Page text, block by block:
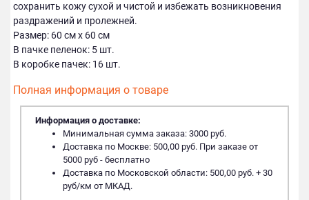
сохранить кожу сухой и чистой и избежать возникновения
раздражений и пролежней.
Размер: 60 см х 60 cм
В пачке пеленок: 5 шт.
В коробке пачек: 16 шт.
Полная информация о товаре
Информация о доставке:
Минимальная сумма заказа: 3000 руб.
Доставка по Москве: 500,00 руб. При заказе от
5000 руб - бесплатно
Доставка по Московской области: 500,00 руб. + 30
руб/км от МКАД.